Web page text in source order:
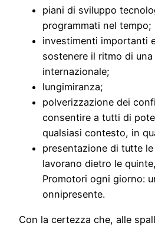
piani di sviluppo
programmati nel tempo;
investimenti importanti
sostenere il ritmo di
internazionale;
lungimiranza;
polverizzazione dei
consentire a tutti di
qualsiasi contesto, in
presentazione di tutte
lavorano dietro le
Promotori ogni giorno:
onnipresente.
Con la certezza che, alle